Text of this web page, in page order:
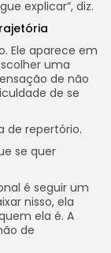
explicar”, diz.
Ele aparece em
uma
de não
de se
de repertório.
se quer
é seguir um
nisso, ela
ela é. A
de